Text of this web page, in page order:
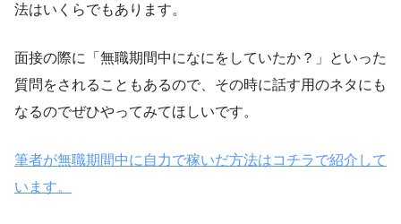
法はいくらでもあります。
面接の際に「無職期間中になにをしていたか？」といった
質問をされることもあるので、その時に話す用のネタにも
なるのでぜひやってみてほしいです。
筆者が無職期間中に自力で稼いだ方法はコチラで紹介して
います。